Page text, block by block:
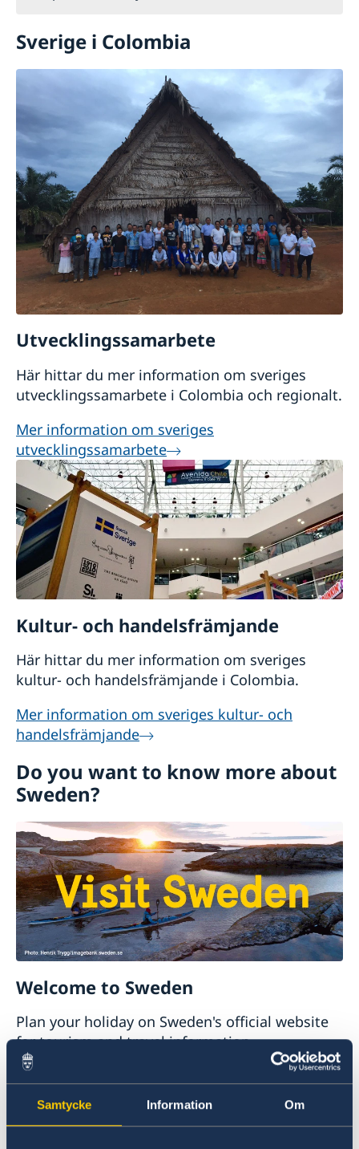
Samtycke Information Om
Sverige i Colombia
Utvecklingssamarbete
Här hittar du mer information om sveriges
utvecklingssamarbete i Colombia och regionalt.
Mer information om sveriges
utvecklingssamarbete
Kultur- och handelsfrämjande
Här hittar du mer information om sveriges
kultur- och handelsfrämjande i Colombia.
Mer information om sveriges kultur- och
handelsfrämjande
Do you want to know more about
Sweden?
Welcome to Sweden
Plan your holiday on Sweden's official website
for tourism and travel information.
Visit Sweden